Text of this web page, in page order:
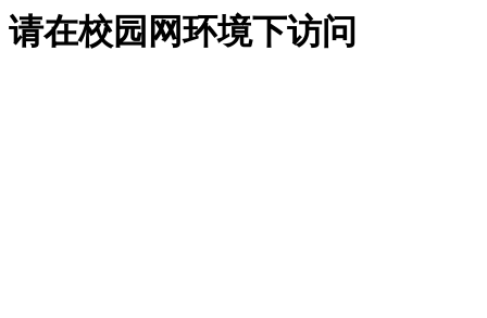
请在校园网环境下访问